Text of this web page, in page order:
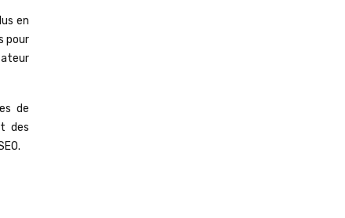
en
pour
de
des